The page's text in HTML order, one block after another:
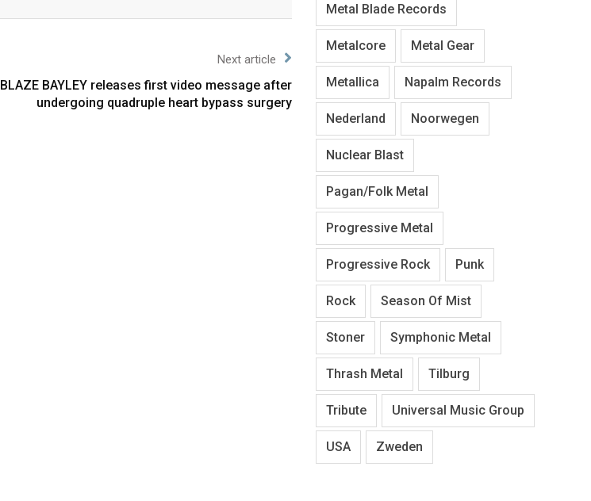
Next article
BLAZE BAYLEY releases first video message after
undergoing quadruple heart bypass surgery
Metal Blade Records
Metalcore Metal Gear
Metallica Napalm Records
Nederland Noorwegen
Nuclear Blast
Pagan/Folk Metal
Progressive Metal
Progressive Rock Punk
Rock Season Of Mist
Stoner Symphonic Metal
Thrash Metal Tilburg
Tribute Universal Music Group
USA Zweden